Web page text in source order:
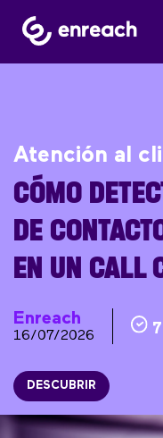
Atención al
CÓMO
DE
EN UN CALL
Enreach
16/07/2026
DESCUBRIR